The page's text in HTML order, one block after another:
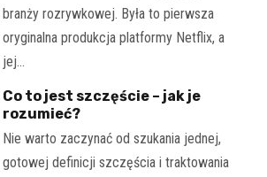
branży rozrywkowej. Była to pierwsza
oryginalna produkcja platformy Netflix, a
jej…
Co to jest szczęście – jak je
rozumieć?
Nie warto zaczynać od szukania jednej,
gotowej definicji szczęścia i traktowania